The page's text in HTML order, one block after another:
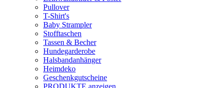
Pullover
T-Shirt's
Baby Strampler
Stofftaschen
Tassen & Becher
Hundegarderobe
Halsbandanhänger
Heimdeko
Geschenkgutscheine
PRODUKTE anzeigen